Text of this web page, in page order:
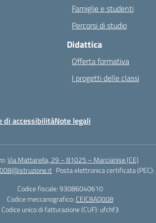
Famiglie e studenti
Percorsi di studio
Didattica
Offerta formativa
I progetti delle classi
di accessibilitàNote legali
Via Mattarella, 29 – 81025 – Marcianise (CE)
Posta elettronica certificata (PEC):
Codice fiscale: 93086040610
Codice meccanografico: CEIC8AQ008
Codice unico di fatturazione (CUF): ufchf3